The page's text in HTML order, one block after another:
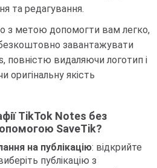
та редагування.
з метою допомогти вам легко,
завантажувати
повністю видаляючи логотип і
оригінальну якість
TikTok Notes без
SaveTik?
на публікацію: відкрийте
публікацію з